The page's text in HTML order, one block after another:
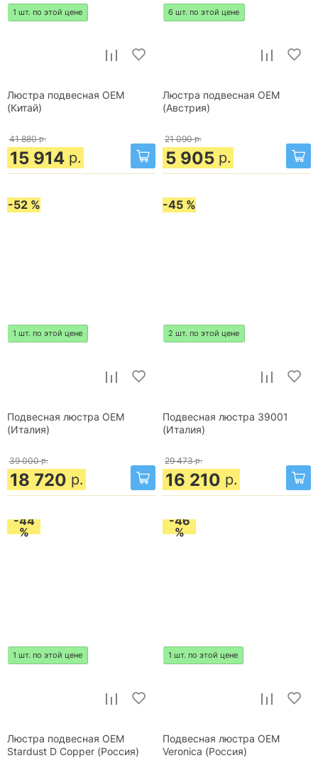
1 шт. по этой цене
Люстра подвесная OEM
(Китай)
41 880 р.
15 914 р.
6 шт. по этой цене
Люстра подвесная OEM
(Австрия)
21 090 р.
5 905 р.
-52 %
1 шт. по этой цене
Подвесная люстра OEM
(Италия)
39 000 р.
18 720 р.
-45 %
2 шт. по этой цене
Подвесная люстра 39001
(Италия)
29 473 р.
16 210 р.
-44
%
1 шт. по этой цене
Люстра подвесная OEM
Stardust D Copper (Россия)
-46
%
1 шт. по этой цене
Подвесная люстра OEM
Veronica (Россия)